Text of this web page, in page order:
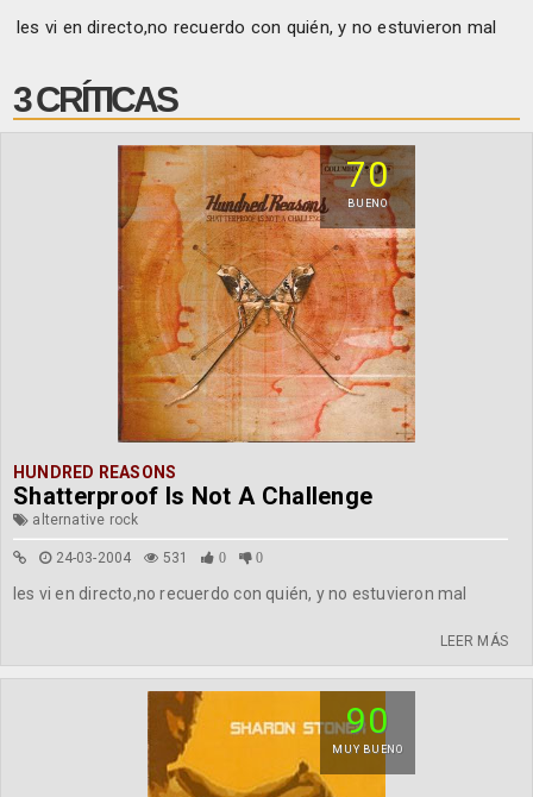
les vi en directo,no recuerdo con quién, y no estuvieron mal
3 CRÍTICAS
70
BUENO
HUNDRED REASONS
Shatterproof Is Not A Challenge
alternative rock
24-03-2004 531 0 0
les vi en directo,no recuerdo con quién, y no estuvieron mal
LEER MÁS
90
MUY BUENO